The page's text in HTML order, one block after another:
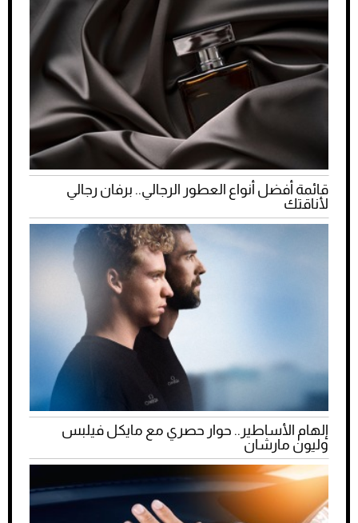
قائمة أفضل أنواع العطور الرجالي.. برفان رجالي
لأناقتك
إلهام الأساطير.. حوار حصري مع مايكل فيلبس
وليون مارشان